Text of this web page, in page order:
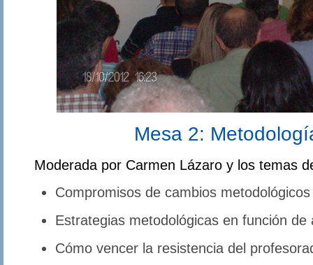
Mesa 2:
Moderada por Carmen Lázaro y los temas
Compromisos de cambios metodológicos
Estrategias metodológicas en función de
Cómo vencer la resistencia del